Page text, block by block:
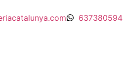
637380594